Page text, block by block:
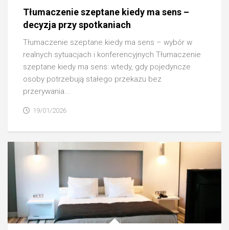
Tłumaczenie szeptane kiedy ma sens –
decyzja przy spotkaniach
Tłumaczenie szeptane kiedy ma sens – wybór w
realnych sytuacjach i konferencyjnych Tłumaczenie
szeptane kiedy ma sens: wtedy, gdy pojedyncze
osoby potrzebują stałego przekazu bez
przerywania...
19/01/2026